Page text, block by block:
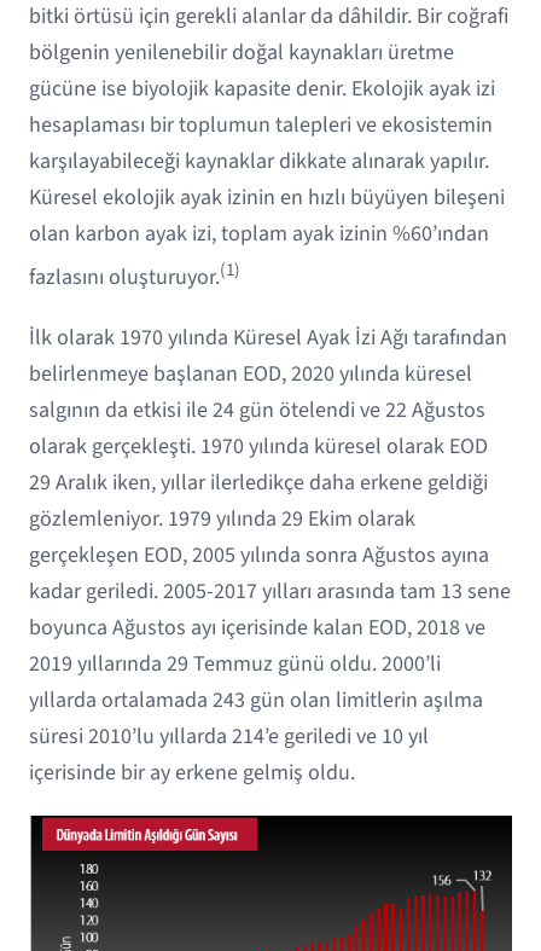
bitki örtüsü için gerekli alanlar da dâhildir. Bir coğrafi
bölgenin yenilenebilir doğal kaynakları üretme
gücüne ise biyolojik kapasite denir. Ekolojik ayak izi
hesaplaması bir toplumun talepleri ve ekosistemin
karşılayabileceği kaynaklar dikkate alınarak yapılır.
Küresel ekolojik ayak izinin en hızlı büyüyen bileşeni
olan karbon ayak izi, toplam ayak izinin %60’ından
fazlasını oluşturuyor.(1)
İlk olarak 1970 yılında Küresel Ayak İzi Ağı tarafından
belirlenmeye başlanan EOD, 2020 yılında küresel
salgının da etkisi ile 24 gün ötelendi ve 22 Ağustos
olarak gerçekleşti. 1970 yılında küresel olarak EOD
29 Aralık iken, yıllar ilerledikçe daha erkene geldiği
gözlemleniyor. 1979 yılında 29 Ekim olarak
gerçekleşen EOD, 2005 yılında sonra Ağustos ayına
kadar geriledi. 2005-2017 yılları arasında tam 13 sene
boyunca Ağustos ayı içerisinde kalan EOD, 2018 ve
2019 yıllarında 29 Temmuz günü oldu. 2000’li
yıllarda ortalamada 243 gün olan limitlerin aşılma
süresi 2010’lu yıllarda 214’e geriledi ve 10 yıl
içerisinde bir ay erkene gelmiş oldu.